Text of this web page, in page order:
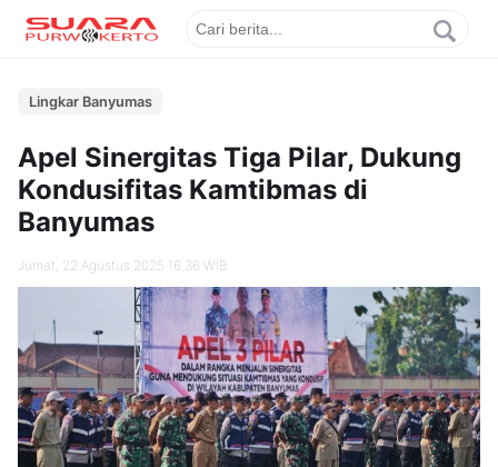
Lingkar Banyumas
Apel Sinergitas Tiga Pilar, Dukung
Kondusifitas Kamtibmas di
Banyumas
Jumat, 22 Agustus 2025 16.36 WIB